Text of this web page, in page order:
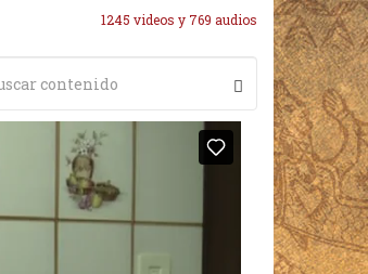
1245 videos y 769 audios